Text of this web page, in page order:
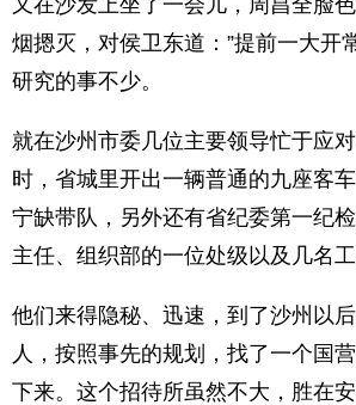
又在沙发上坐了一会儿，周昌全脸
烟摁灭，对侯卫东道：”提前一大开
研究的事不少。
就在沙州市委几位主要领导忙于应
时，省城里开出一辆普通的九座客
宁缺带队，另外还有省纪委第一纪
主任、组织部的一位处级以及几名工
他们来得隐秘、迅速，到了沙州以
人，按照事先的规划，找了一个国
下来。这个招待所虽然不大，胜在安